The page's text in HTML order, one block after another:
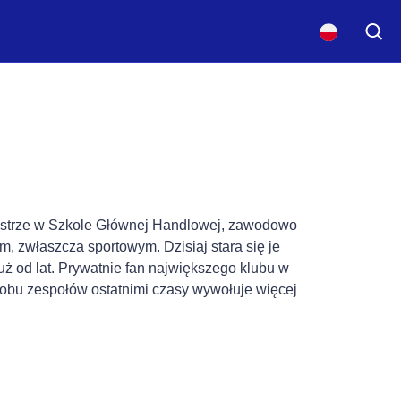
w Szkole Głównej Handlowej, zawodowo
zwłaszcza sportowym. Dzisiaj stara się je
od lat. Prywatnie fan największego klubu w
zespołów ostatnimi czasy wywołuje więcej